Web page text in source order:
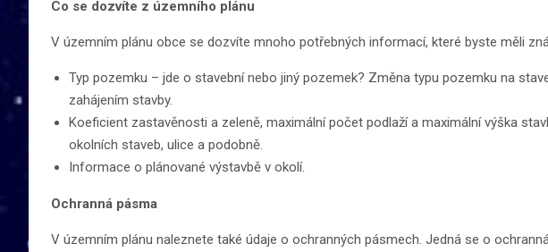
Co se dozvíte z územního plánu
V územním plánu obce se dozvíte mnoho potřebných informací, které byste měli
Typ pozemku – jde o stavební nebo jiný pozemek? Změna typu pozemku na
zahájením stavby.
Koeficient zastavěnosti a zeleně, maximální počet podlaží a maximální výška
okolních staveb, ulice a podobně.
Informace o plánované výstavbě v okolí.
Ochranná pásma
V územním plánu naleznete také údaje o ochranných pásmech. Jedná se o